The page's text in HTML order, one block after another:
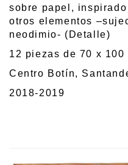
sobre papel,
otros elementos
neodimio- (Detalle)
12 piezas de 70 x 100
Centro Botín,
2018-2019